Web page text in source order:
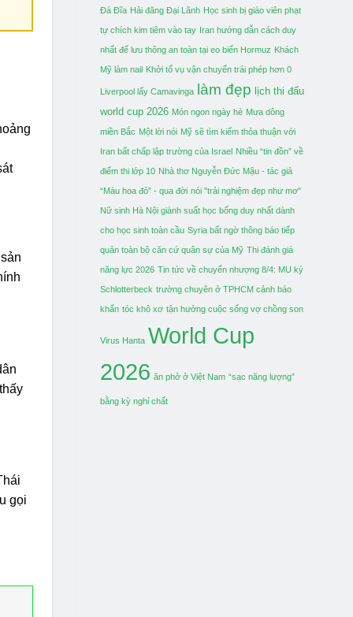
gọi
Đá Đĩa Hải đăng Đại Lãnh Học sinh bị giáo viên phạt
tự chích kim tiêm vào tay Iran hướng dẫn cách duy
nhất để lưu thông an toàn tại eo biển Hormuz Khách
Mỹ làm nail Khởi tố vụ vận chuyển trái phép hơn 0
Liverpool lấy Camavinga làm đẹp lịch thi đấu
world cup 2026 Món ngon ngày hè Mưa dông
miền Bắc Một lời nói Mỹ sẽ tìm kiếm thỏa thuận với
Iran bất chấp lập trường của Israel Nhiều “tin đồn” về
điểm thi lớp 10 Nhà thơ Nguyễn Đức Mậu - tác giả
“Màu hoa đỏ” - qua đời nói "trải nghiệm đẹp như mơ"
Nữ sinh Hà Nội giành suất học bổng duy nhất dành
cho học sinh toàn cầu Syria bất ngờ thông báo tiếp
quản toàn bộ căn cứ quân sự của Mỹ Thi đánh giá
năng lực 2026 Tin tức về chuyển nhượng 8/4: MU ký
Schlotterbeck trường chuyên ở TPHCM cảnh báo
khẩn tóc khô xơ tận hưởng cuộc sống vợ chồng son
Virus Hanta World Cup
2026 ăn phở ở Việt Nam “sạc năng lượng”
bằng kỳ nghỉ chất